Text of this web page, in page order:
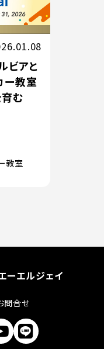
ビアと
ー教室
む
教室
ーエルジェイ
問合せ